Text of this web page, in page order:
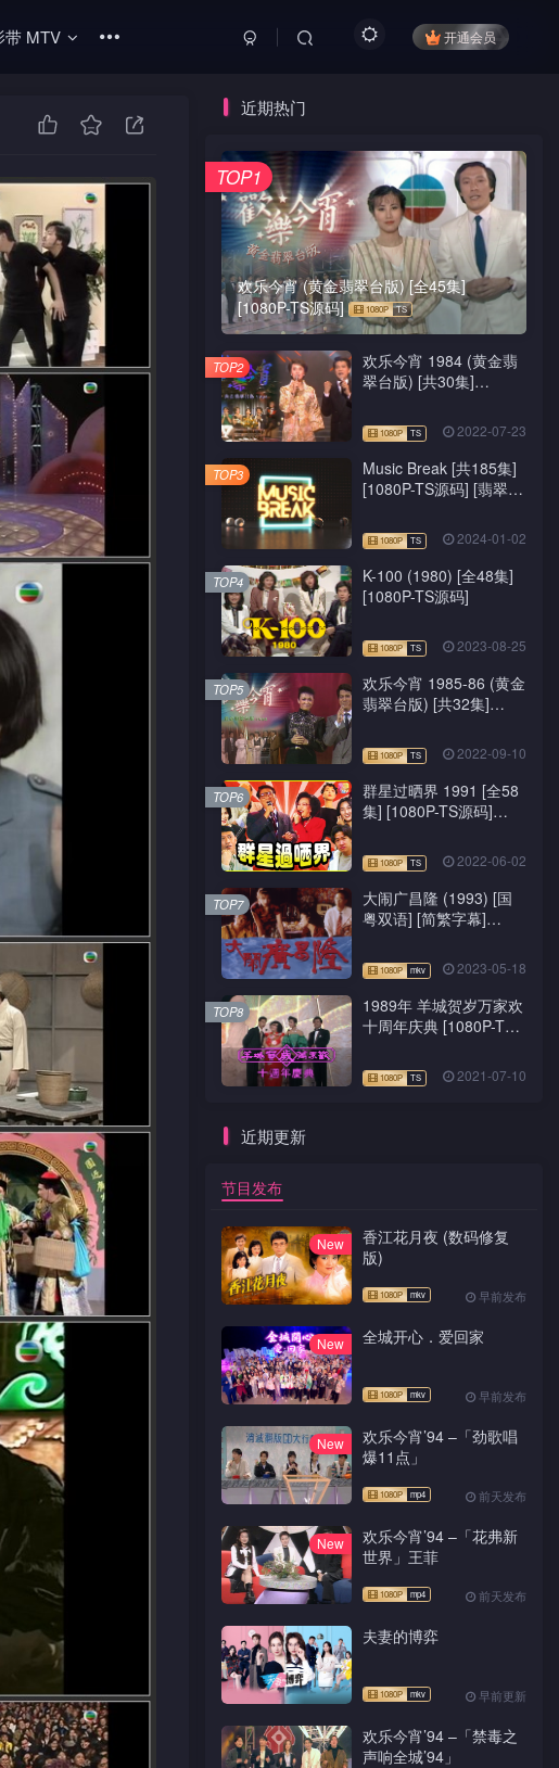
带 MTV 开通会员
近期热门
欢乐今宵 (黄金翡翠台版) [全45集]
[1080P-TS源码]
TOP1
欢乐今宵 1984 (黄金翡
翠台版) [共30集]
2022-07-23
TOP2
Music Break [共185集]
[1080P-TS源码] [翡翠
2024-01-02
TOP3
K-100 (1980) [全48集]
[1080P-TS源码]
2023-08-25
TOP4
欢乐今宵 1985-86 (黄金
翡翠台版) [共32集]
2022-09-10
TOP5
群星过晒界 1991 [全58
集] [1080P-TS源码]
2022-06-02
TOP6
大闹广昌隆 (1993) [国
粤双语] [简繁字幕]
2023-05-18
TOP7
1989年 羊城贺岁万家欢
十周年庆典 [1080P-TS
2021-07-10
TOP8
近期更新
节目发布
New
香江花月夜 (数码修复
版)
早前发布
New 全城开心．爱回家
早前发布
New
欢乐今宵’94 –「劲歌唱
爆11点」
前天发布
New
欢乐今宵’94 –「花弗新
世界」王菲
前天发布
夫妻的博弈
早前更新
欢乐今宵’94 –「禁毒之
声响全城’94」